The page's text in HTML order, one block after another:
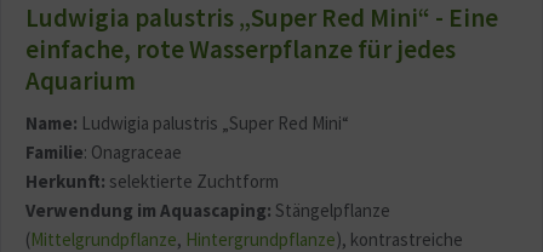
Ludwigia palustris „Super Red Mini“ - Eine
einfache, rote Wasserpflanze für jedes
Aquarium
Name: Ludwigia palustris „Super Red Mini“
Familie: Onagraceae
Herkunft: selektierte Zuchtform
Verwendung im Aquascaping: Stängelpflanze
(Mittelgrundpflanze, Hintergrundpflanze), kontrastreiche